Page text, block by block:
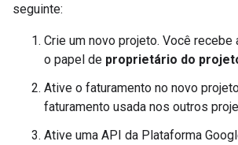
seguinte:
Crie um novo projeto. Você recebe
o papel de proprietário do
Ative o faturamento no novo
faturamento usada nos outros
Ative uma API da Plataforma